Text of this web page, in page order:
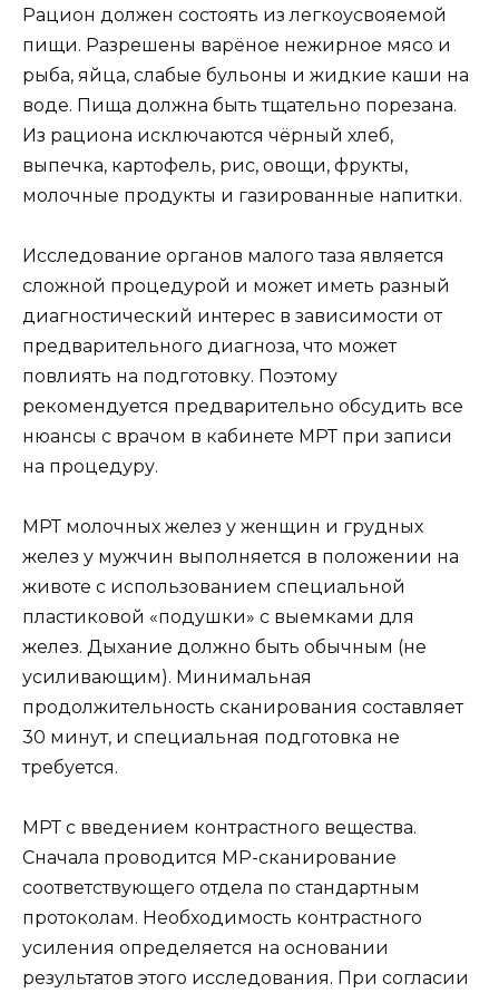
Рацион должен состоять из легкоусвояемой
пищи. Разрешены варёное нежирное мясо и
рыба, яйца, слабые бульоны и жидкие каши на
воде. Пища должна быть тщательно порезана.
Из рациона исключаются чёрный хлеб,
выпечка, картофель, рис, овощи, фрукты,
молочные продукты и газированные напитки.
Исследование органов малого таза является
сложной процедурой и может иметь разный
диагностический интерес в зависимости от
предварительного диагноза, что может
повлиять на подготовку. Поэтому
рекомендуется предварительно обсудить все
нюансы с врачом в кабинете МРТ при записи
на процедуру.
МРТ молочных желез у женщин и грудных
желез у мужчин выполняется в положении на
животе с использованием специальной
пластиковой «подушки» с выемками для
желез. Дыхание должно быть обычным (не
усиливающим). Минимальная
продолжительность сканирования составляет
30 минут, и специальная подготовка не
требуется.
МРТ с введением контрастного вещества.
Сначала проводится МР-сканирование
соответствующего отдела по стандартным
протоколам. Необходимость контрастного
усиления определяется на основании
результатов этого исследования. При согласии